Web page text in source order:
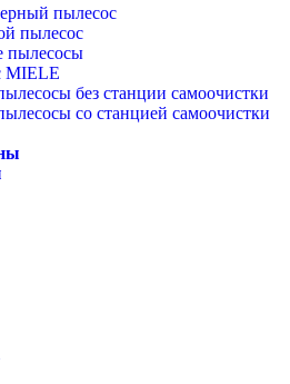
пылесос
пылесос
MIELE
без станции самоочистки
со станцией самоочистки